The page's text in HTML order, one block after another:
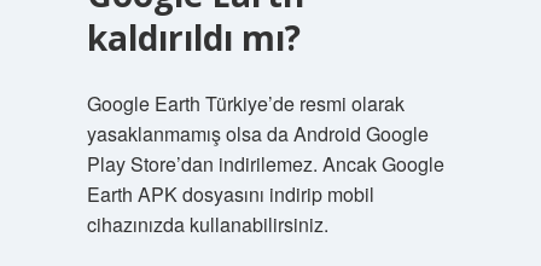
kaldırıldı mı?
Google Earth Türkiye’de resmi olarak
yasaklanmamış olsa da Android Google
Play Store’dan indirilemez. Ancak Google
Earth APK dosyasını indirip mobil
cihazınızda kullanabilirsiniz.